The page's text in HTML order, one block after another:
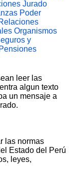
Jurado
Poder
Organismos
y
leer las
algun texto
un mensaje a
las normas
Estado del Perú
leyes,